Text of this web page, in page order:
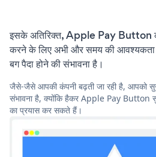
इसके अतिरिक्त, Apple Pay Button
करने के लिए अभी और समय की
बग पैदा होने की संभावना है।
जैसे-जैसे आपकी कंपनी बढ़ती जा रही है, आपको
संभावना है, क्योंकि हैकर Apple Pay Button
का प्रयास कर सकते हैं।